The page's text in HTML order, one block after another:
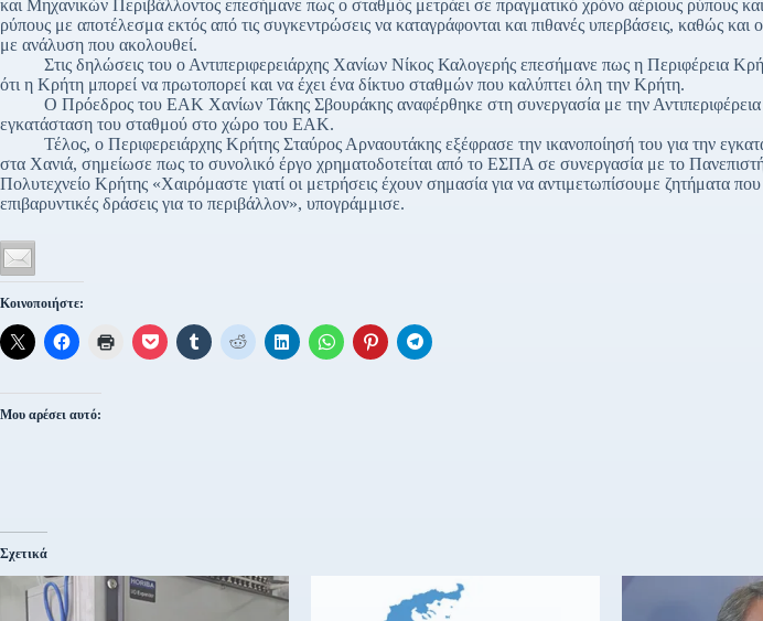
και Μηχανικών Περιβάλλοντος επεσήμανε πως ο σταθμός μετράει σε πραγματικό χρόνο αέριους ρύπους
ρύπους με αποτέλεσμα εκτός από τις συγκεντρώσεις να καταγράφονται και πιθανές υπερβάσεις, καθώς και
με ανάλυση που ακολουθεί.
Στις δηλώσεις του ο Αντιπεριφερειάρχης Χανίων Νίκος Καλογερής επεσήμανε πως η Περιφέρεια
ότι η Κρήτη μπορεί να πρωτοπορεί και να έχει ένα δίκτυο σταθμών που καλύπτει όλη την Κρήτη.
Ο Πρόεδρος του ΕΑΚ Χανίων Τάκης Σβουράκης αναφέρθηκε στη συνεργασία με την Αντιπεριφέρεια
εγκατάσταση του σταθμού στο χώρο του ΕΑΚ.
Τέλος, ο Περιφερειάρχης Κρήτης Σταύρος Αρναουτάκης εξέφρασε την ικανοποίησή του για την
στα Χανιά, σημείωσε πως το συνολικό έργο χρηματοδοτείται από το ΕΣΠΑ σε συνεργασία με το
Πολυτεχνείο Κρήτης «Χαιρόμαστε γιατί οι μετρήσεις έχουν σημασία για να αντιμετωπίσουμε ζητήματα που
επιβαρυντικές δράσεις για το περιβάλλον», υπογράμμισε.
Κοινοποιήστε:
Μου αρέσει αυτό:
Σχετικά